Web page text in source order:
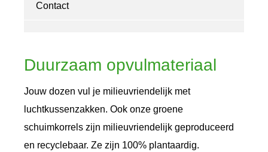
Contact
Duurzaam opvulmateriaal
Jouw dozen vul je milieuvriendelijk met
luchtkussenzakken. Ook onze groene
schuimkorrels zijn milieuvriendelijk geproduceerd
en recyclebaar. Ze zijn 100% plantaardig.